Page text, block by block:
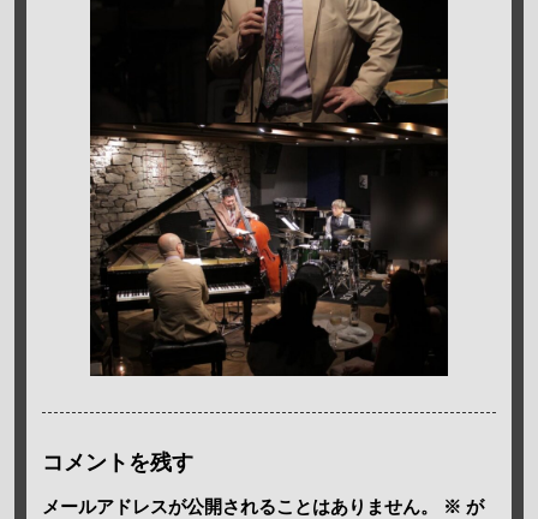
コメントを残す
メールアドレスが公開されることはありません。 ※ が